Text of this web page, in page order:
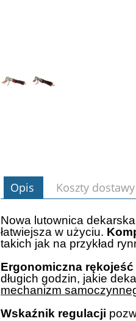
Opis Koszty dostawy
Nowa lutownica
łatwiejsza w użyciu.
takich jak na przykład
Ergonomiczna
długich godzin, jakie
mechanizm
Wskaźnik regulacji